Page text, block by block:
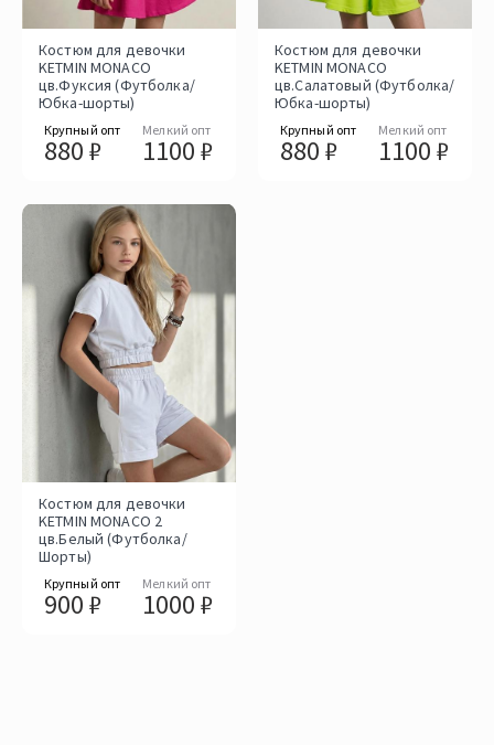
Костюм для девочки
KETMIN MONACO
цв.Фуксия (Футболка/
Юбка-шорты)
Крупный опт
880 ₽
Мелкий опт
1100 ₽
Костюм для девочки
KETMIN MONACO
цв.Салатовый (Футболка/
Юбка-шорты)
Крупный опт
880 ₽
Мелкий опт
1100 ₽
Костюм для девочки
KETMIN MONACO 2
цв.Белый (Футболка/
Шорты)
Крупный опт
900 ₽
Мелкий опт
1000 ₽